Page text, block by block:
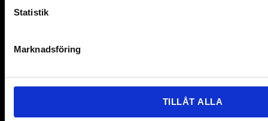
Statistik
Marknadsföring
TILLÅT ALLA
Follow us
Facebook